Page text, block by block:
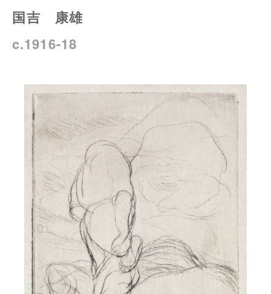
国吉 康雄
c.1916-18